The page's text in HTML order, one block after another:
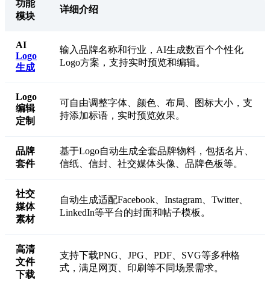
功能
模块
详细介绍
AI
Logo
生成
输入品牌名称和行业，AI生成数百个个性化
Logo方案，支持实时预览和编辑。
Logo
编辑
定制
可自由调整字体、颜色、布局、图标大小，支
持添加标语，实时预览效果。
品牌
套件
基于Logo自动生成全套品牌物料，包括名片、
信纸、信封、社交媒体头像、品牌色板等。
社交
媒体
素材
自动生成适配Facebook、Instagram、Twitter、
LinkedIn等平台的封面和帖子模板。
高清
文件
下载
支持下载PNG、JPG、PDF、SVG等多种格
式，满足网页、印刷等不同场景需求。